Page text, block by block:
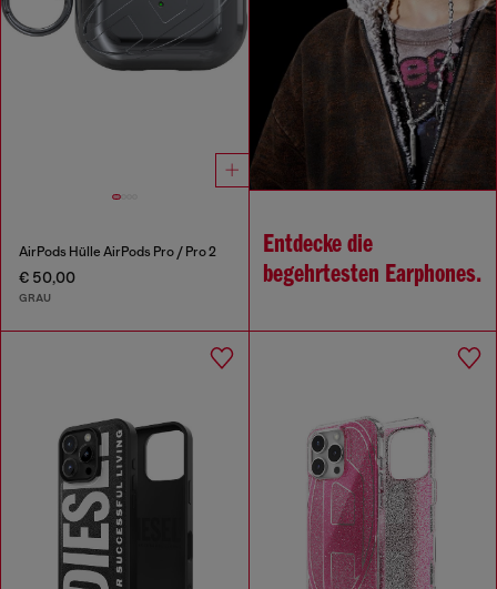
AirPods Hülle AirPods Pro / Pro 2
€ 50,00
GRAU
Entdecke die
begehrtesten Earphones.